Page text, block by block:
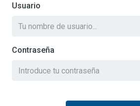
Usuario
Contraseña